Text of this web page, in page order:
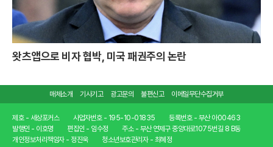
왓츠앱으로 비자 협박, 미국 패권주의 논란
매체소개 기사기고 광고문의 불편신고 이메일무단수집거부
제호 - 세상포커스 사업자번호 - 195-10-01835
등록번호 - 부산 아00463
발행인 - 이호명
편집인 - 임수정
주소 - 부산 연제구 중앙대로1075번길 8 B동
개인정보처리책임자 - 정진욱
청소년보호관리자 - 최혜정